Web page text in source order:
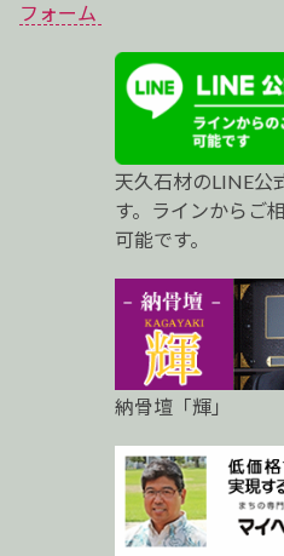
ス
ト
ロ
フォーム
天久石材のLINE公
す。ラインからご
可能です。
納骨壇「輝」